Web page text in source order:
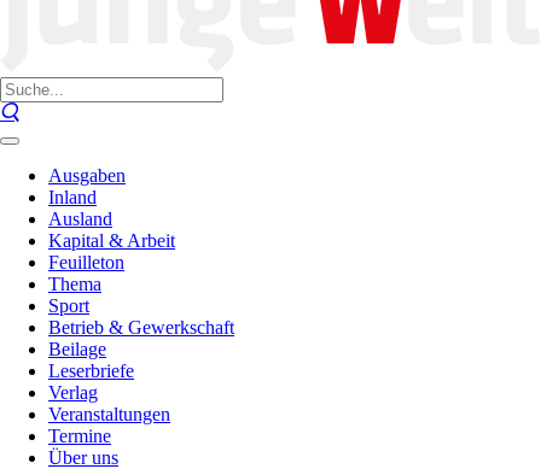
Ausgaben
Inland
Ausland
Kapital & Arbeit
Feuilleton
Thema
Sport
Betrieb & Gewerkschaft
Beilage
Leserbriefe
Verlag
Veranstaltungen
Termine
Über uns